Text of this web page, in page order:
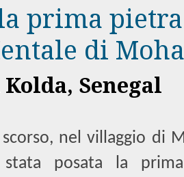
prima
di
Senegal
scorso, nel villaggio di
posata la